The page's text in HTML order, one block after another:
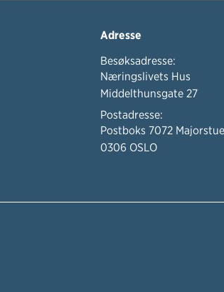
Adresse
Besøksadresse:
Næringslivets Hus
Middelthunsgate 27
Postadresse:
Postboks 7072
0306 OSLO